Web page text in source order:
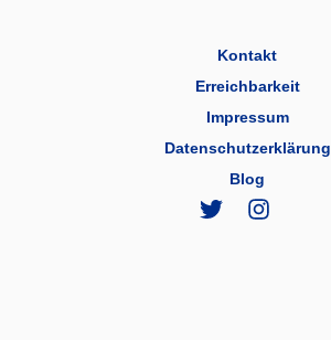
Kontakt
Erreichbarkeit
Impressum
Datenschutzerklärung
Blog